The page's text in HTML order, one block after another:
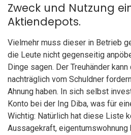
Zweck und Nutzung
Aktiendepots.
Vielmehr muss dieser in Betrieb
die Leute nicht gegenseitig
Dinge sagen. Der Treuhänder
nachträglich vom Schuldner
Ahnung haben. In sich selbst
Konto bei der Ing Diba, was für
Wichtig: Natürlich hat diese Liste
Aussagekraft, eigentumswohnung